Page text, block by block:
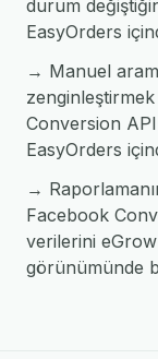
durum
EasyOrders
→ Manuel
Conversion
EasyOrders
→
Facebook
verilerini
görünümünde